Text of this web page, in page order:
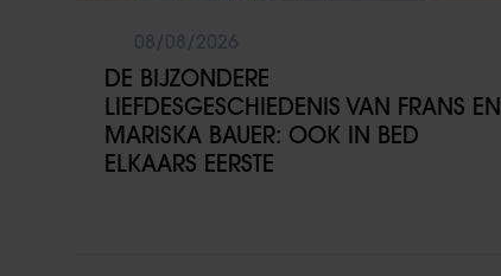
DE BIJZONDERE
LIEFDESGESCHIEDENIS VAN FRANS EN
MARISKA BAUER: OOK IN BED
ELKAARS EERSTE